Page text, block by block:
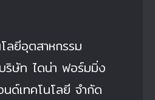
ลยีอุตสาหกรรม
ริษัท ไดน่า ฟอร์มมิ่ง
นด์เทคโนโลยี จำกัด